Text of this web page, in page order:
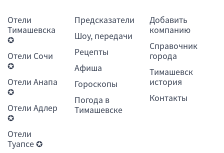
Отели
Тимашевска
✪
Отели Сочи
✪
Отели Анапа
✪
Отели Адлер
✪
Отели
Туапсе ✪
Предсказатели
Шоу, передачи
Рецепты
Афиша
Гороскопы
Погода в
Тимашевске
Добавить
компанию
Справочник
города
Тимашевск
история
Контакты